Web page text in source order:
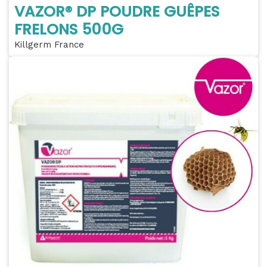
VAZOR® DP POUDRE GUÊPES
FRELONS 500G
Killgerm France